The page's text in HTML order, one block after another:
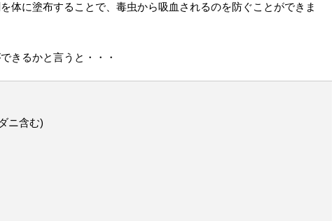
体に塗布することで、毒虫から吸血されるのを防ぐことができま
きるかと言うと・・・
ニ含む)